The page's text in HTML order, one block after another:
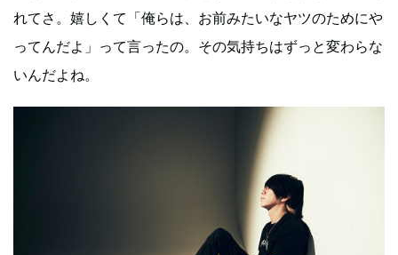
れてさ。嬉しくて「俺らは、お前みたいなヤツのためにや
ってんだよ」って言ったの。その気持ちはずっと変わらな
いんだよね。